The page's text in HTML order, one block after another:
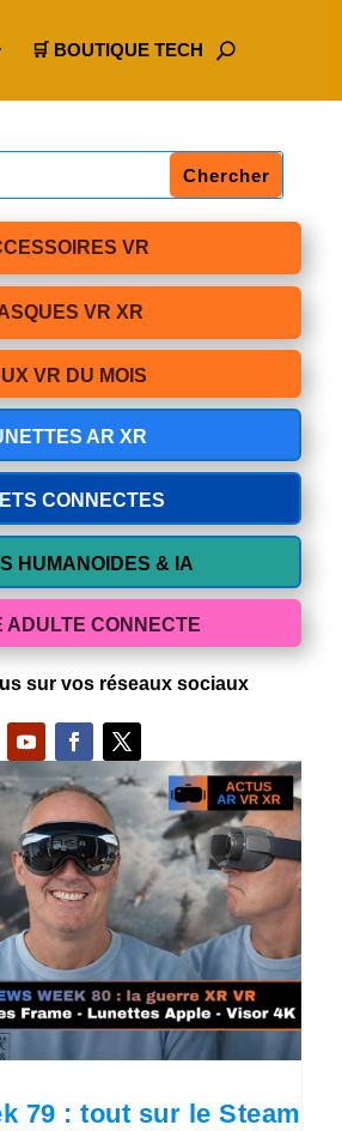
🛒 BOUTIQUE TECH
VR
VR XR
VR DU MOIS
AR XR
CONNECTES
HUMANOIDES & IA
ADULTE CONNECTE
sur vos réseaux sociaux
79 : tout sur le Steam